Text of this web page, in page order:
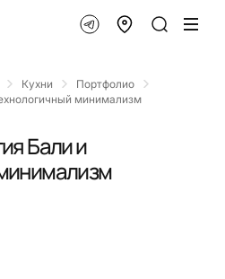
Кухни
Портфолио
минимализм
Бали и